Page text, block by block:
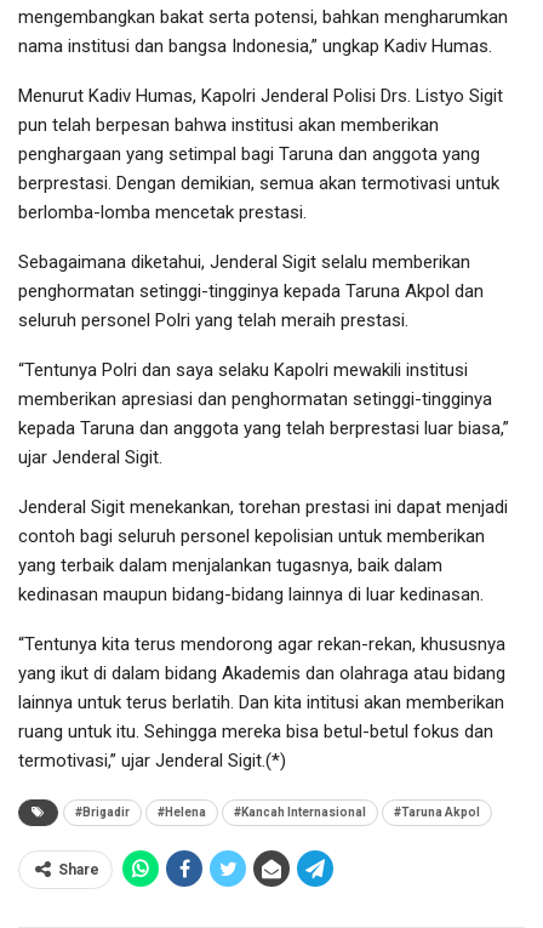
mengembangkan bakat serta potensi, bahkan mengharumkan
nama institusi dan bangsa Indonesia,” ungkap Kadiv Humas.
Menurut Kadiv Humas, Kapolri Jenderal Polisi Drs. Listyo Sigit
pun telah berpesan bahwa institusi akan memberikan
penghargaan yang setimpal bagi Taruna dan anggota yang
berprestasi. Dengan demikian, semua akan termotivasi untuk
berlomba-lomba mencetak prestasi.
Sebagaimana diketahui, Jenderal Sigit selalu memberikan
penghormatan setinggi-tingginya kepada Taruna Akpol dan
seluruh personel Polri yang telah meraih prestasi.
“Tentunya Polri dan saya selaku Kapolri mewakili institusi
memberikan apresiasi dan penghormatan setinggi-tingginya
kepada Taruna dan anggota yang telah berprestasi luar biasa,”
ujar Jenderal Sigit.
Jenderal Sigit menekankan, torehan prestasi ini dapat menjadi
contoh bagi seluruh personel kepolisian untuk memberikan
yang terbaik dalam menjalankan tugasnya, baik dalam
kedinasan maupun bidang-bidang lainnya di luar kedinasan.
“Tentunya kita terus mendorong agar rekan-rekan, khususnya
yang ikut di dalam bidang Akademis dan olahraga atau bidang
lainnya untuk terus berlatih. Dan kita intitusi akan memberikan
ruang untuk itu. Sehingga mereka bisa betul-betul fokus dan
termotivasi,” ujar Jenderal Sigit.(*)
#Brigadir #Helena #Kancah Internasional #Taruna Akpol
Share